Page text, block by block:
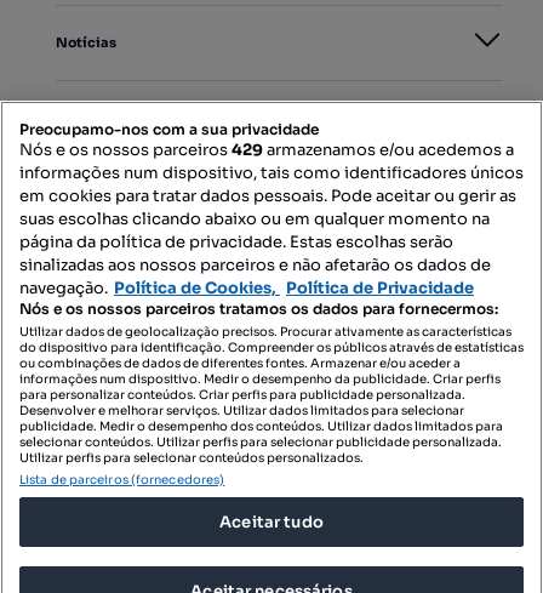
Notícias
Mapa do Site
Contacte-nos
SIGA-NOS:
DESCARREGAR NA:
Preocupamo-nos com a sua privacidade
Nós e os nossos parceiros429armazenamos e/ou acedemos a
informações num dispositivo, tais como identificadores únicos
em cookies para tratar dados pessoais. Pode aceitar ou gerir as
suas escolhas clicando abaixo ou em qualquer momento na
página da política de privacidade. Estas escolhas serão
sinalizadas aos nossos parceiros e não afetarão os dados de
navegação. Política de Cookies, Política de Privacidade
Nós e os nossos parceiros tratamos os dados para fornecermos:
Utilizar dados de geolocalização precisos. Procurar ativamente as características
do dispositivo para identificação. Compreender os públicos através de estatísticas
ou combinações de dados de diferentes fontes. Armazenar e/ou aceder a
informações num dispositivo. Medir o desempenho da publicidade. Criar perfis
para personalizar conteúdos. Criar perfis para publicidade personalizada.
Desenvolver e melhorar serviços. Utilizar dados limitados para selecionar
publicidade. Medir o desempenho dos conteúdos. Utilizar dados limitados para
selecionar conteúdos. Utilizar perfis para selecionar publicidade personalizada.
Utilizar perfis para selecionar conteúdos personalizados.
Lista de parceiros (fornecedores)
Aceitar tudo